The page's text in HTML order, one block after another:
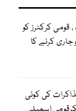
قومی کرکٹرز کو
کو جاری کرنے کا
کی کوئی